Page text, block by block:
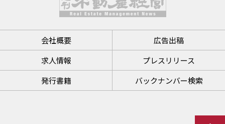
会社概要
広告出稿
求人情報
プレスリリース
発行書籍
バックナンバー検索